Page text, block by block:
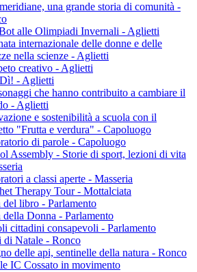
una grande storia di comunità -
alle Olimpiadi Invernali - Aglietti
internazionale delle donne e delle
nella scienze - Aglietti
creativo - Aglietti
- Aglietti
che hanno contribuito a cambiare il
- Aglietti
e sostenibilità a scuola con il
"Frutta e verdura" - Capoluogo
di parole - Capoluogo
Assembly - Storie di sport, lezioni di vita
a classi aperte - Masseria
Therapy Tour - Mottalciata
del libro - Parlamento
della Donna - Parlamento
cittadini consapevoli - Parlamento
di Natale - Ronco
delle api, sentinelle della natura - Ronco
IC Cossato in movimento